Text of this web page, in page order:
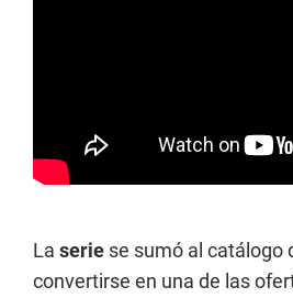
La serie se sumó al catálogo
convertirse en una de las